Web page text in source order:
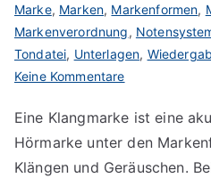
Marke, Marken, Markenformen,
Markenverordnung,
Tondatei, Unterlagen,
Keine Kommentarezu
anmelden
Eine Klangmarke ist eine
Hörmarke unter den
Klängen und Geräuschen.